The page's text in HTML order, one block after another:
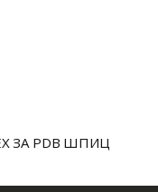
ЗА PDB ШПИЦ